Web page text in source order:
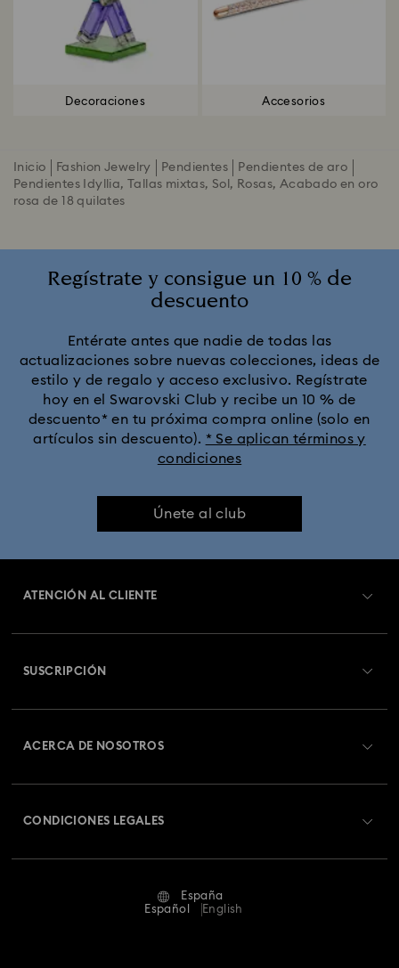
Decoraciones Accesorios
Inicio Fashion Jewelry Pendientes
Pendientes de aro
Pendientes Idyllia, Tallas mixtas, Sol, Rosas, Acabado en oro
rosa de 18 quilates
Regístrate y consigue un 10 % de
descuento
Entérate antes que nadie de todas las
actualizaciones sobre nuevas colecciones, ideas de
estilo y de regalo y acceso exclusivo. Regístrate
hoy en el Swarovski Club y recibe un 10 % de
descuento* en tu próxima compra online (solo en
artículos sin descuento). * Se aplican términos y
condiciones
Únete al club
ATENCIÓN AL CLIENTE
Cambios y devoluciones
Estado de la reparación
SUSCRIPCIÓN
ACERCA DE NOSOTROS
CONDICIONES LEGALES
Terminos & Condiciones
España
Español
English